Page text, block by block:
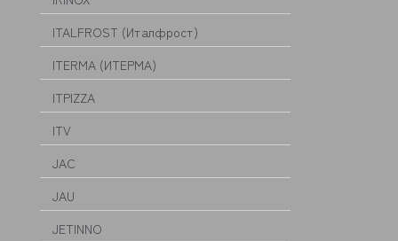
ITALFROST (Италфрост)
ITERMA (ИТЕРМА)
ITPIZZA
ITV
JAC
JAU
JETINNO